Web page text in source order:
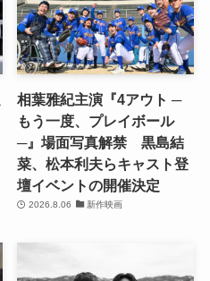
相葉雅紀主演『4アウト ─
もう一度、プレイボール
─』場面写真解禁 黒島結
菜、松本利夫らキャスト登
壇イベントの開催決定
2026.8.06 新作映画